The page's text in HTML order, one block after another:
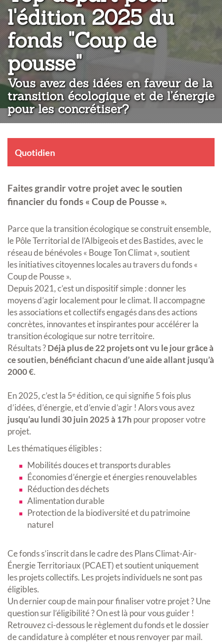
l'édition 2025 du
fonds "Coup de
pousse":
Vous avez des idées en faveur de la
transition écologique et de l’énergie
pour les concrétiser?
Quotidien
Faites grandir votre projet avec le soutien
financier du fonds « Coup de Pousse ».
Parce que la transition écologique se construit ensemble,
le Pôle Territorial de l’Albigeois et des Bastides, avec le
réseau de bénévoles « Bouge Ton Climat », soutient
les initiatives citoyennes locales au travers du fonds «
Coup de Pousse ».
Depuis 2021, c’est un dispositif simple : donner les
moyens d’agir localement pour le climat. Il accompagne
les associations et collectifs engagés dans des actions
concrètes, innovantes et inspirantes pour accélérer la
transition écologique sur notre territoire.
Résultats ?Déjà plus de 22 projets ont vu le jour grâce à
ce soutien, bénéficiant chacun d’une aide allant jusqu’à
2000 €.
En 2025, c’est la 5ᵉ édition, ce qui signifie 5 fois plus
d’idées, d’énergie, et d’envie d’agir ! Alors vous avez
jusqu’au lundi 30 juin 2025 à 17h pour proposer votre
projet.
Les thématiques éligibles :
Mobilités douces et transports durables
Économies d’énergie et énergies renouvelables
Réduction des déchets
Alimentation durable
Protection de la biodiversité et du patrimoine
naturel
Ce fonds s’inscrit dans le cadre des Plans Climat-Air-
Énergie Territoriaux (PCAET) et soutient uniquement
les projets collectifs. Les projets individuels ne sont pas
éligibles.
Un dernier coup de main pour finaliser votre projet ? Une
question sur l’éligibilité ? On est là pour vous guider !
Retrouvez ci-dessous le règlement du fonds et le dossier
de candidature à compléter et nous renvoyer par mail.